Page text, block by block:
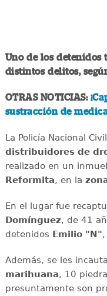
Uno de los detenidos
distintos delitos,
OTRAS NOTICIAS:
sustracción de
La Policía Nacional
distribuidores de
realizado en un
Reformita, en la
En el lugar fue
Domínguez, de 41
detenidos Emilio "N"
Además, se les
marihuana, 10
presuntamente son